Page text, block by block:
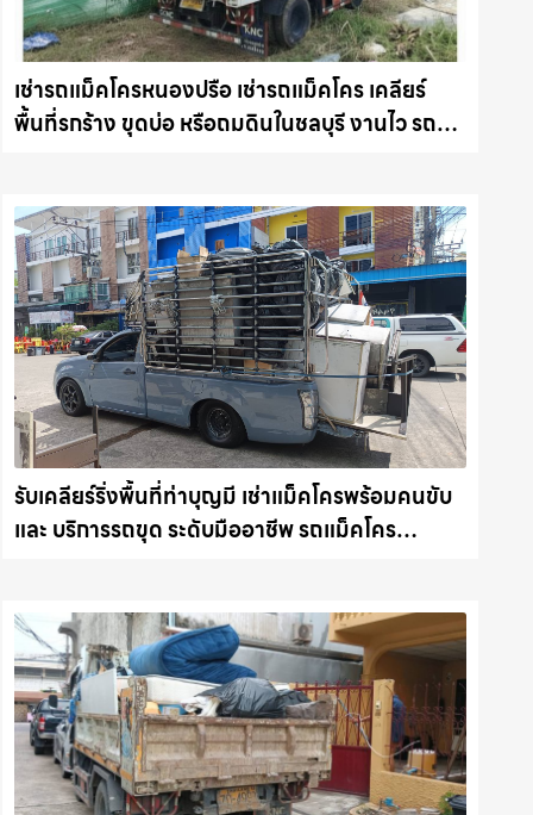
เช่ารถแม็คโครหนองปรือ เช่ารถแม็คโคร เคลียร์
พื้นที่รกร้าง ขุดบ่อ หรือถมดินในชลบุรี งานไว รถ
รับเคลียร์ริ่งพื้นที่ท่าบุญมี เช่าแม็คโครพร้อมคนขับ
และ บริการรถขุด ระดับมืออาชีพ รถแม็คโคร